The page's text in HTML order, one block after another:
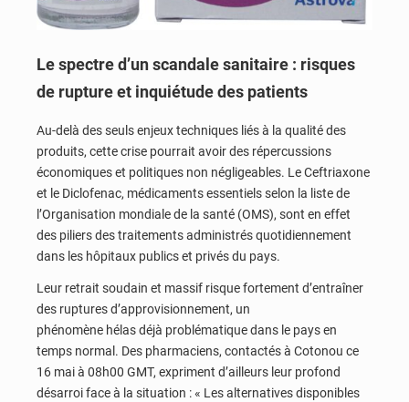
Le spectre d’un scandale sanitaire : risques
de rupture et inquiétude des patients
Au-delà des seuls enjeux techniques liés à la qualité des
produits, cette crise pourrait avoir des répercussions
économiques et politiques non négligeables. Le Ceftriaxone
et le Diclofenac, médicaments essentiels selon la liste de
l’Organisation mondiale de la santé (OMS), sont en effet
des piliers des traitements administrés quotidiennement
dans les hôpitaux publics et privés du pays.
Leur retrait soudain et massif risque fortement d’entraîner
des ruptures d’approvisionnement, un
phénomène hélas déjà problématique dans le pays en
temps normal. Des pharmaciens, contactés à Cotonou ce
16 mai à 08h00 GMT, expriment d’ailleurs leur profond
désarroi face à la situation : « Les alternatives disponibles